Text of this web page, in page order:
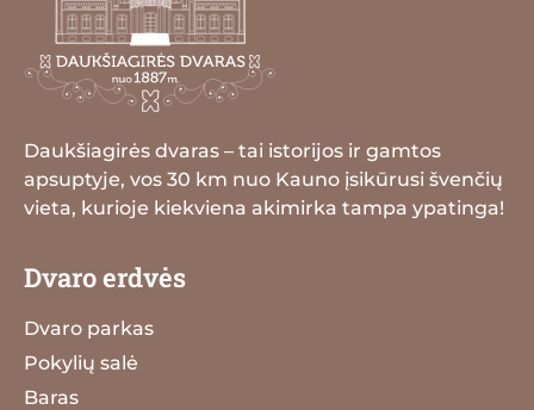
Daukšiagirės dvaras – tai istorijos ir gamtos
apsuptyje, vos 30 km nuo Kauno įsikūrusi švenčių
vieta, kurioje kiekviena akimirka tampa ypatinga!
Dvaro erdvės
Dvaro parkas
Pokylių salė
Baras